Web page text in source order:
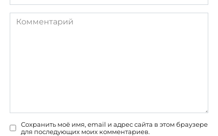
Комментарий
Сохранить моё имя, email и адрес сайта в этом браузере
для последующих моих комментариев.